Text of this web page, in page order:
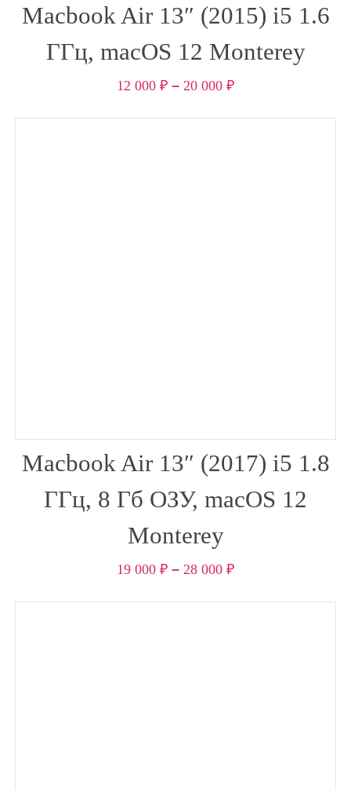
Macbook Air 13″ (2015) i5 1.6
ГГц, macOS 12 Monterey
12 000 ₽ – 20 000 ₽
Macbook Air 13″ (2017) i5 1.8
ГГц, 8 Гб ОЗУ, macOS 12
Monterey
19 000 ₽ – 28 000 ₽